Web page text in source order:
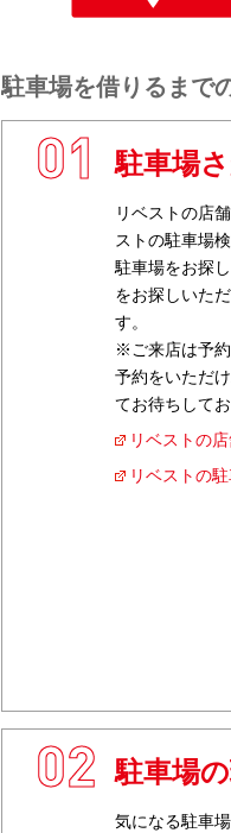
駐車場を借りるまで
1
駐車場
リベストの店
ストの駐車場
駐車場をお探
をお探しいた
す。
※ご来店は予
予約をいただ
てお待ちしてお
リベストの
リベストの
2
駐車場
気になる駐車